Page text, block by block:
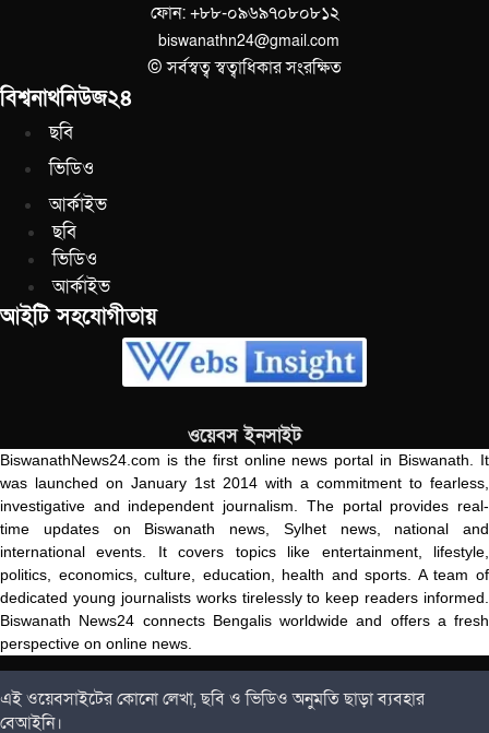
ফোন: +৮৮-০৯৬৯৭০৮০৮১২
biswanathn24@gmail.com
© সর্বস্বত্ব স্বত্বাধিকার সংরক্ষিত
বিশ্বনাথনিউজ২৪
ছবি
ভিডিও
আর্কাইভ
ছবি
ভিডিও
আর্কাইভ
আইটি সহযোগীতায়
ওয়েবস ইনসাইট
BiswanathNews24.com is the first online news portal in Biswanath. It
was launched on January 1st 2014 with a commitment to fearless,
investigative and independent journalism. The portal provides real-
time updates on Biswanath news, Sylhet news, national and
international events. It covers topics like entertainment, lifestyle,
politics, economics, culture, education, health and sports. A team of
dedicated young journalists works tirelessly to keep readers informed.
Biswanath News24 connects Bengalis worldwide and offers a fresh
perspective on online news.
এই ওয়েবসাইটের কোনো লেখা, ছবি ও ভিডিও অনুমতি ছাড়া ব্যবহার
বেআইনি।